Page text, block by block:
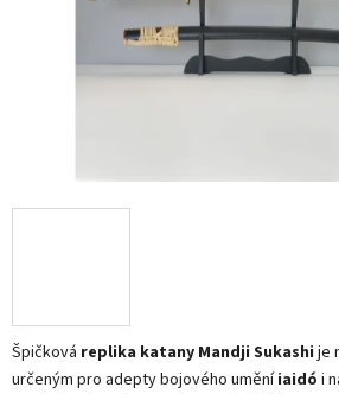
Špičková replika katany Mandji Sukashi je
určeným pro adepty bojového uměníiaidó i